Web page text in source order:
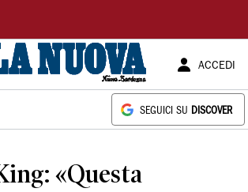
ACCEDI
SEGUICI SU DISCOVER
«Questa